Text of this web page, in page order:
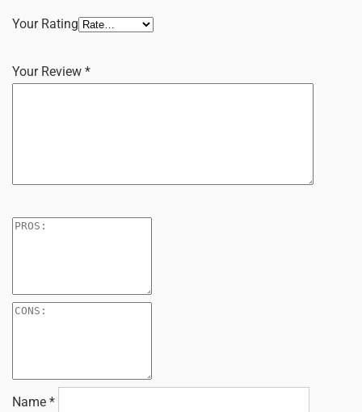
Your Rating
Your Review *
Name *